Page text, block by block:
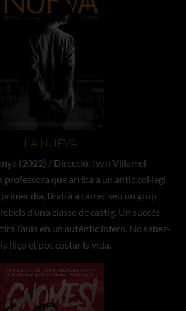
LA NUEVA
(2022) / Direcció: Ivan Villamel
professora que arriba a un antic col·legi
dia, tindrà a càrrec seu un grup
d’una classe de càstig. Un succés
l’aula en un autèntic infern. No saber-
lliçó et pot costar la vida.